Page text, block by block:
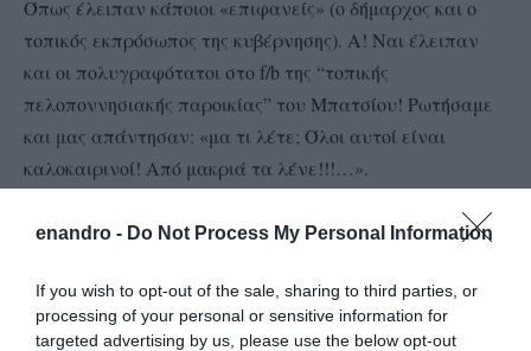
enandro - Do Not Process My Personal Information
If you wish to opt-out of the sale, sharing to third parties, or
processing of your personal or sensitive information for
targeted advertising by us, please use the below opt-out
Όπως έλειπαν κάποιοι «επιφανείς» (ο δήμαρχος και ο
τοπικός εκπρόσωπος της κυβέρνησης). Α! Ναι έλειπαν
και οι πολυγραφότατοι στο f/b της “τοπικής
πελοποννησιακής παροικίας” του Μπατσίου! Ρωτήσαμε
και μας απάντησαν: «μα τι λέτε; Όλοι αυτοί είναι
καλοκαιρινοί! Από μακριά τα λένε!!!…».